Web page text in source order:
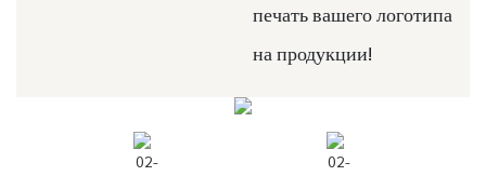
печать вашего логотипа
на продукции!